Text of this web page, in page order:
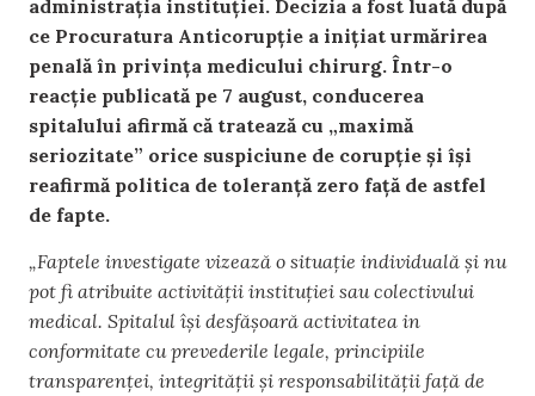
administrația instituției. Decizia a fost luată după
ce Procuratura Anticorupție a inițiat urmărirea
penală în privința medicului chirurg. Într-o
reacție publicată pe 7 august, conducerea
spitalului afirmă că tratează cu „maximă
seriozitate” orice suspiciune de corupție și își
reafirmă politica de toleranță zero față de astfel
de fapte.
„Faptele investigate vizează o situație individuală și nu
pot fi atribuite activității instituției sau colectivului
medical. Spitalul își desfășoară activitatea in
conformitate cu prevederile legale, principiile
transparenței, integrității și responsabilității față de